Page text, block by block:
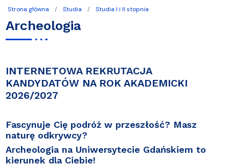
Strona główna Studia Studia I i II stopnia
Archeologia
INTERNETOWA REKRUTACJA
KANDYDATÓW NA ROK AKADEMICKI
2026/2027
Fascynuje Cię podróż w przeszłość? Masz
naturę odkrywcy?
Archeologia na Uniwersytecie Gdańskiem to
kierunek dla Ciebie!